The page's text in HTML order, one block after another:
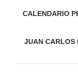
CALENDARIO
JUAN CARLOS